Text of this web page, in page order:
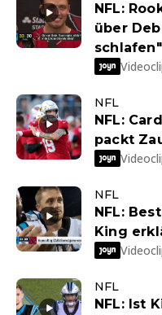
NFL:
über
schlafen"
NFL
NFL:
packt
NFL
NFL:
King
NFL
NFL: Ist